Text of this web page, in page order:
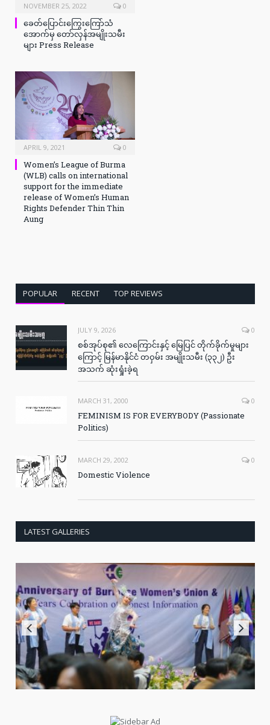
NOVEMBER 25, 2022 0
ခေတ်ပြောင်းကြွေးကြော်သံ
အောက်မှ တော်လှန်အမျိုးသမီး
များ Press Release
APRIL 9, 2021 0
Women’s League of Burma
(WLB) calls on international
support for the immediate
release of Women’s Human
Rights Defender Thin Thin
Aung
POPULAR RECENT TOP REVIEWS
JULY 9, 2026 0
စစ်အုပ်စု၏ လေကြောင်းနှင့် မြေပြင် တိုက်ခိုက်မှုများ
ကြောင့် မြန်မာနိုင်ငံ တဝှမ်း အမျိုးသမီး (၃၃၂) ဦး
အသက် ဆုံးရှုံးခဲ့ရ
MARCH 31, 2000 0
FEMINISM IS FOR EVERYBODY (Passionate
Politics)
MARCH 29, 2002 0
Domestic Violence
LATEST GALLERIES